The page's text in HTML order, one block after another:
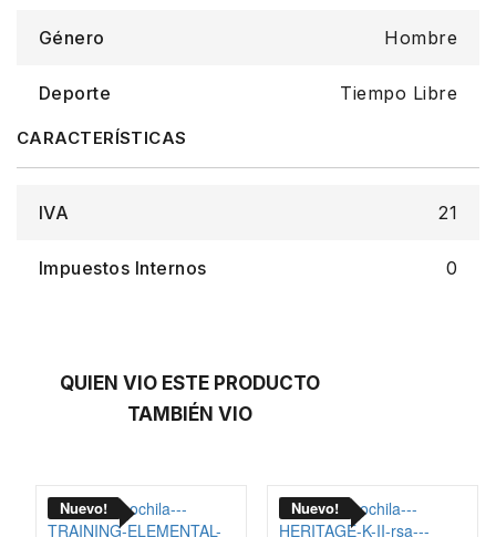
Género Hombre
Deporte Tiempo Libre
IVA 21
Impuestos Internos 0
QUIEN VIO ESTE PRODUCTO
TAMBIÉN VIO